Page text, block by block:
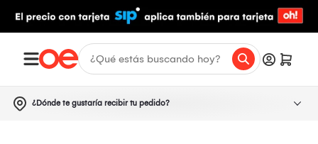
¿Dónde te gustaría recibir tu pedido?